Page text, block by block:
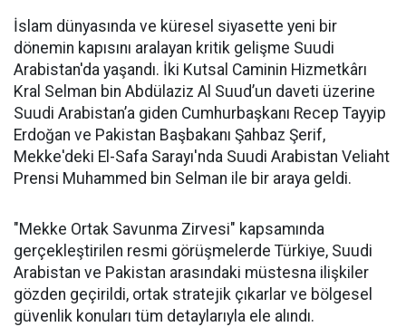
İslam dünyasında ve küresel siyasette yeni bir
dönemin kapısını aralayan kritik gelişme Suudi
Arabistan'da yaşandı. İki Kutsal Caminin Hizmetkârı
Kral Selman bin Abdülaziz Al Suud’un daveti üzerine
Suudi Arabistan’a giden Cumhurbaşkanı Recep Tayyip
Erdoğan ve Pakistan Başbakanı Şahbaz Şerif,
Mekke'deki El-Safa Sarayı'nda Suudi Arabistan Veliaht
Prensi Muhammed bin Selman ile bir araya geldi.
"Mekke Ortak Savunma Zirvesi" kapsamında
gerçekleştirilen resmi görüşmelerde Türkiye, Suudi
Arabistan ve Pakistan arasındaki müstesna ilişkiler
gözden geçirildi, ortak stratejik çıkarlar ve bölgesel
güvenlik konuları tüm detaylarıyla ele alındı.